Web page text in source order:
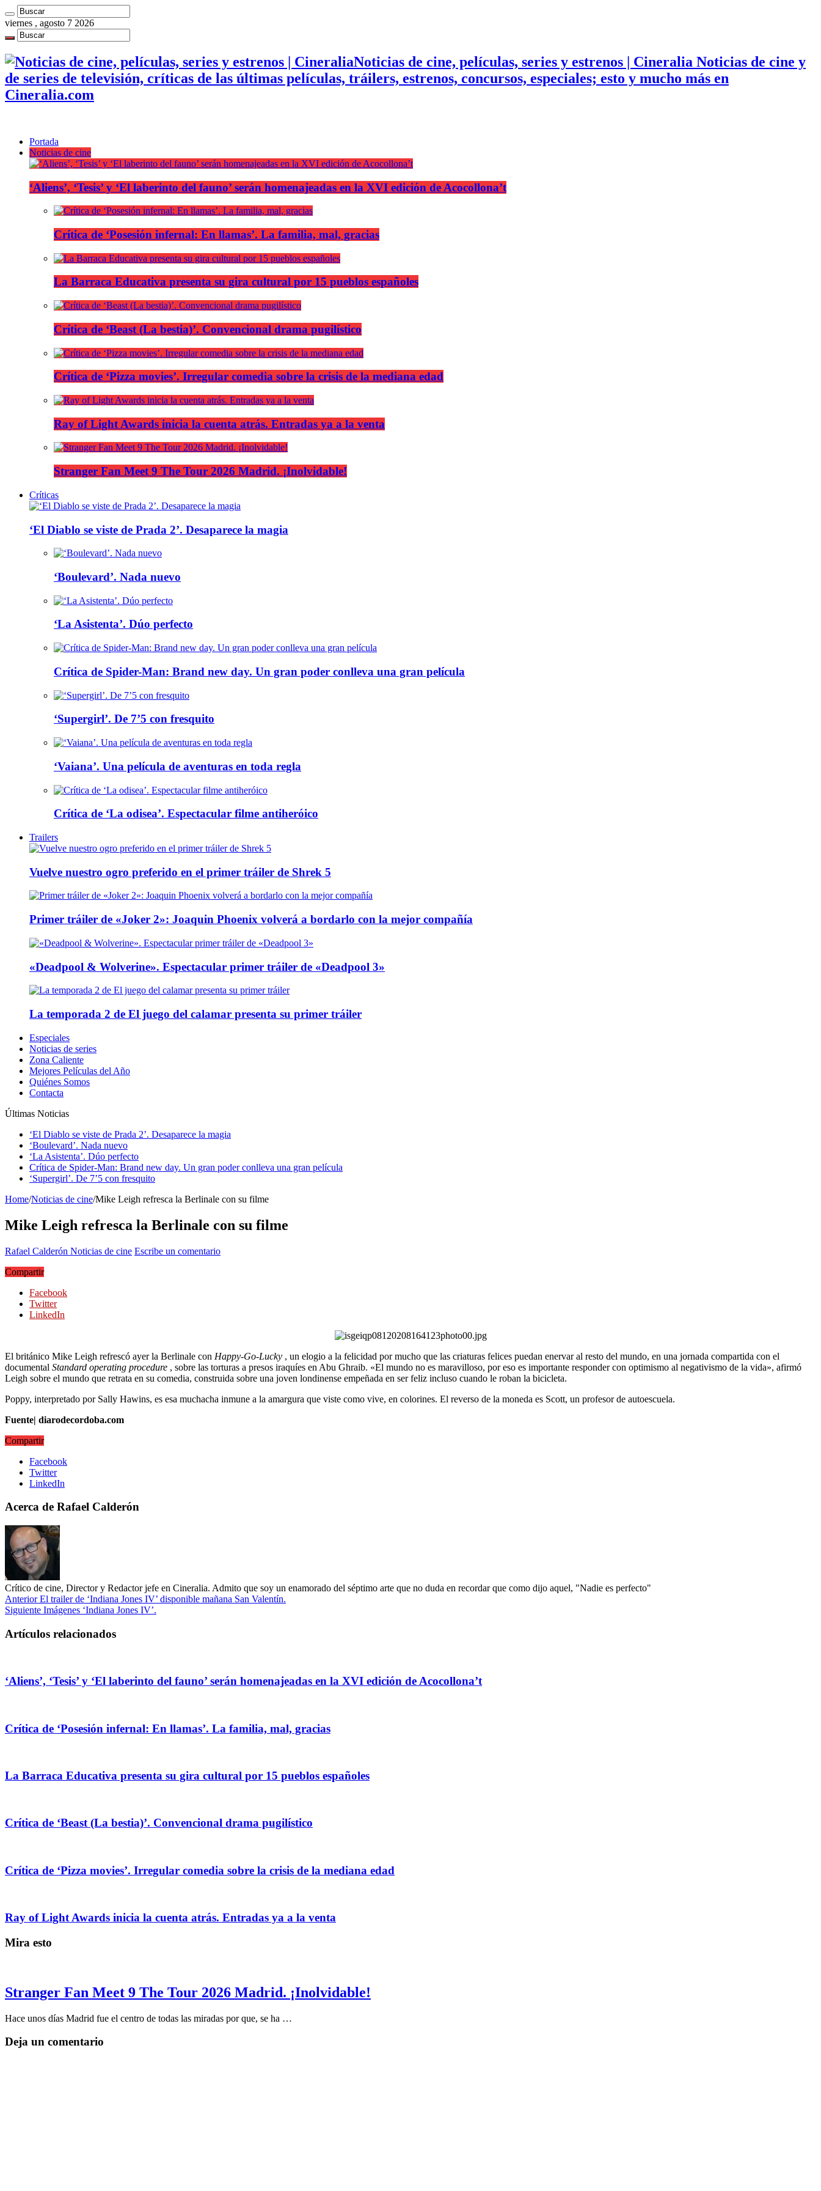
viernes , agosto 7 2026
Noticias de cine, películas, series y estrenos | Cineralia Noticias de cine y
de series de televisión, críticas de las últimas películas, tráilers, estrenos, concursos, especiales; esto y mucho más en
Cineralia.com
Portada
Noticias de cine
‘Aliens’, ‘Tesis’ y ‘El laberinto del fauno’ serán homenajeadas en la XVI edición de Acocollona’t
Crítica de ‘Posesión infernal: En llamas’. La familia, mal, gracias
La Barraca Educativa presenta su gira cultural por 15 pueblos españoles
Crítica de ‘Beast (La bestia)’. Convencional drama pugilístico
Crítica de ‘Pizza movies’. Irregular comedia sobre la crisis de la mediana edad
Ray of Light Awards inicia la cuenta atrás. Entradas ya a la venta
Stranger Fan Meet 9 The Tour 2026 Madrid. ¡Inolvidable!
Críticas
‘El Diablo se viste de Prada 2’. Desaparece la magia
‘Boulevard’. Nada nuevo
‘La Asistenta’. Dúo perfecto
Crítica de Spider-Man: Brand new day. Un gran poder conlleva una gran película
‘Supergirl’. De 7’5 con fresquito
‘Vaiana’. Una película de aventuras en toda regla
Crítica de ‘La odisea’. Espectacular filme antiheróico
Trailers
Vuelve nuestro ogro preferido en el primer tráiler de Shrek 5
Primer tráiler de «Joker 2»: Joaquin Phoenix volverá a bordarlo con la mejor compañía
«Deadpool & Wolverine». Espectacular primer tráiler de «Deadpool 3»
La temporada 2 de El juego del calamar presenta su primer tráiler
Especiales
Noticias de series
Zona Caliente
Mejores Películas del Año
Quiénes Somos
Contacta
Últimas Noticias
‘El Diablo se viste de Prada 2’. Desaparece la magia
‘Boulevard’. Nada nuevo
‘La Asistenta’. Dúo perfecto
Crítica de Spider-Man: Brand new day. Un gran poder conlleva una gran película
‘Supergirl’. De 7’5 con fresquito
Home/Noticias de cine/Mike Leigh refresca la Berlinale con su filme
Mike Leigh refresca la Berlinale con su filme
Rafael Calderón Noticias de cine Escribe un comentario
Compartir
Facebook
Twitter
LinkedIn
El británico Mike Leigh refrescó ayer la Berlinale con Happy-Go-Lucky , un elogio a la felicidad por mucho que las criaturas felices puedan enervar al resto del mundo, en una jornada compartida con el
documental Standard operating procedure , sobre las torturas a presos iraquíes en Abu Ghraib. «El mundo no es maravilloso, por eso es importante responder con optimismo al negativismo de la vida», afirmó
Leigh sobre el mundo que retrata en su comedia, construida sobre una joven londinense empeñada en ser feliz incluso cuando le roban la bicicleta.
Poppy, interpretado por Sally Hawins, es esa muchacha inmune a la amargura que viste como vive, en colorines. El reverso de la moneda es Scott, un profesor de autoescuela.
Fuente| diarodecordoba.com
Compartir
Facebook
Twitter
LinkedIn
Acerca de Rafael Calderón
Crítico de cine, Director y Redactor jefe en Cineralia. Admito que soy un enamorado del séptimo arte que no duda en recordar que como dijo aquel, "Nadie es perfecto"
AnteriorEl trailer de ‘Indiana Jones IV’ disponible mañana San Valentín.
Siguiente Imágenes ‘Indiana Jones IV’.
Artículos relacionados
‘Aliens’, ‘Tesis’ y ‘El laberinto del fauno’ serán homenajeadas en la XVI edición de Acocollona’t
Crítica de ‘Posesión infernal: En llamas’. La familia, mal, gracias
La Barraca Educativa presenta su gira cultural por 15 pueblos españoles
Crítica de ‘Beast (La bestia)’. Convencional drama pugilístico
Crítica de ‘Pizza movies’. Irregular comedia sobre la crisis de la mediana edad
Ray of Light Awards inicia la cuenta atrás. Entradas ya a la venta
Mira esto
Stranger Fan Meet 9 The Tour 2026 Madrid. ¡Inolvidable!
Hace unos días Madrid fue el centro de todas las miradas por que, se ha …
Deja un comentario